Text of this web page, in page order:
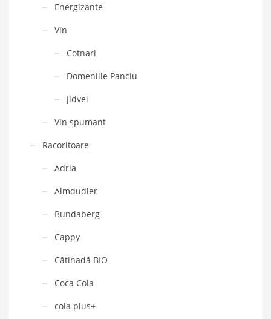
Energizante
Vin
Cotnari
Domeniile Panciu
Jidvei
Vin spumant
Racoritoare
Adria
Almdudler
Bundaberg
Cappy
Cătinadă BIO
Coca Cola
cola plus+